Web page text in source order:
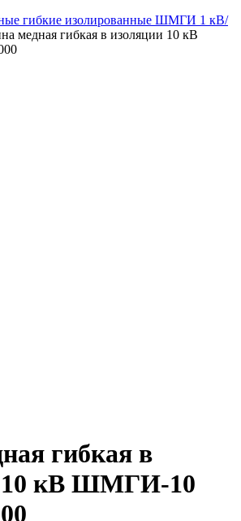
гибкие изолированные ШМГИ 1 кВ/
медная гибкая в изоляции 10 кВ
гибкая в
10 кВ ШМГИ-10